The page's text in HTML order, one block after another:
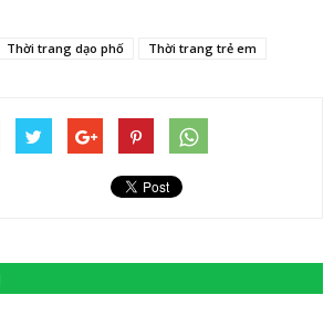
Thời trang dạo phố Thời trang trẻ em